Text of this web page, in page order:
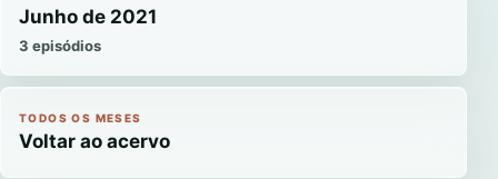
Junho de 2021
3 episódios
TODOS OS MESES
Voltar ao acervo